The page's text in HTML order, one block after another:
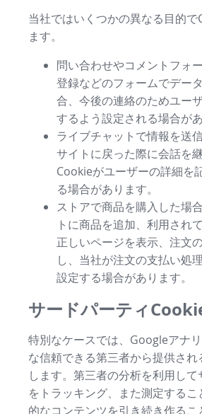
当社ではいくつかの異なる目的
ます。
問い合わせやコメントフォ
登録などのフォームでデー
合、今後の連絡のためユー
するよう設定される場合があ
ライブチャットで情報を送
サイトに戻った際に会話を
Cookieがユーザーの詳細を
る場合があります。
ストアで商品を購入した場
トに商品を追加、利用され
正しいページを表示、注文
し、当社が注文の支払い処
設定する場合があります。
サードパーティ
特別なケースでは、Googleアナ
な信頼できる第三者から提供さ
します。第三者の分析を利用し
をトラッキング、また測定するこ
的なコンテンツを引き続き作るこ